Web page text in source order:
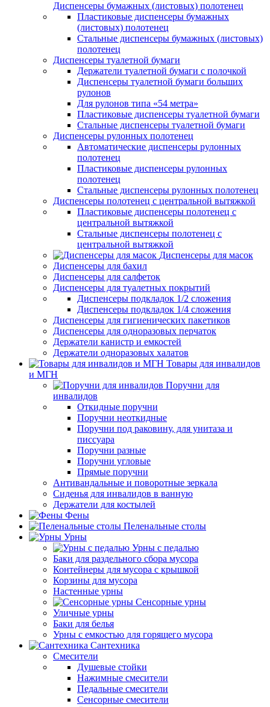
Диспенсеры бумажных (листовых) полотенец
Пластиковые диспенсеры бумажных
(листовых) полотенец
Стальные диспенсеры бумажных (листовых)
полотенец
Диспенсеры туалетной бумаги
Держатели туалетной бумаги с полочкой
Диспенсеры туалетной бумаги больших
рулонов
Для рулонов типа «54 метра»
Пластиковые диспенсеры туалетной бумаги
Стальные диспенсеры туалетной бумаги
Диспенсеры рулонных полотенец
Автоматические диспенсеры рулонных
полотенец
Пластиковые диспенсеры рулонных
полотенец
Стальные диспенсеры рулонных полотенец
Диспенсеры полотенец с центральной вытяжкой
Пластиковые диспенсеры полотенец с
центральной вытяжкой
Стальные диспенсеры полотенец с
центральной вытяжкой
Диспенсеры для масок
Диспенсеры для бахил
Диспенсеры для салфеток
Диспенсеры для туалетных покрытий
Диспенсеры подкладок 1/2 сложения
Диспенсеры подкладок 1/4 сложения
Диспенсеры для гигиенических пакетиков
Диспенсеры для одноразовых перчаток
Держатели канистр и емкостей
Держатели одноразовых халатов
Товары для инвалидов
и МГН
Поручни для
инвалидов
Откидные поручни
Поручни неоткидные
Поручни под раковину, для унитаза и
писсуара
Поручни разные
Поручни угловые
Прямые поручни
Антивандальные и поворотные зеркала
Сиденья для инвалидов в ванную
Держатели для костылей
Фены
Пеленальные столы
Урны
Урны с педалью
Баки для раздельного сбора мусора
Контейнеры для мусора с крышкой
Корзины для мусора
Настенные урны
Сенсорные урны
Уличные урны
Баки для белья
Урны с емкостью для горящего мусора
Сантехника
Смесители
Душевые стойки
Нажимные смесители
Педальные смесители
Сенсорные смесители